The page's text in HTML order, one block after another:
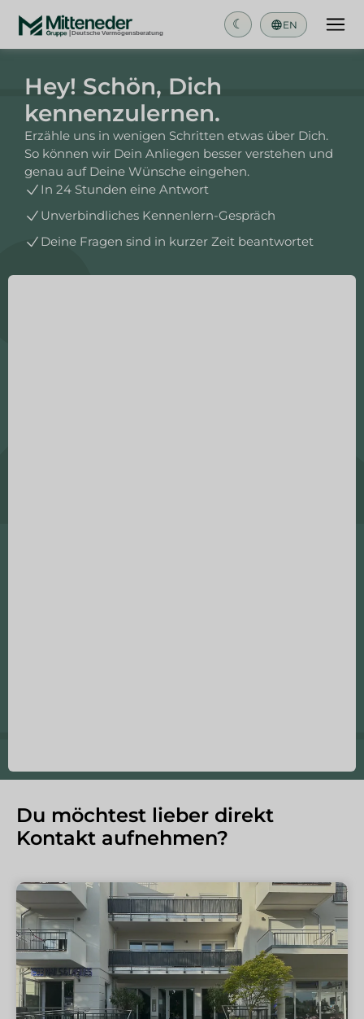
EN
☾
Um dieses Formular zu sehen, stimmen Sie bitte der
Hey! Schön, Dich
kennenzulernen.
Erzähle uns in wenigen Schritten etwas über Dich.
So können wir Dein Anliegen besser verstehen und
genau auf Deine Wünsche eingehen.
In 24 Stunden eine Antwort ​
Unverbindliches Kennenlern-Gespräch​
Deine Fragen sind in kurzer Zeit beantwortet​
Du möchtest lieber direkt
Kontakt aufnehmen?